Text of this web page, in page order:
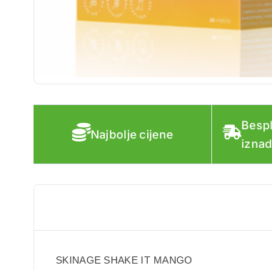
Najbolje cijene
SKINAGE SHAKE IT MANGO